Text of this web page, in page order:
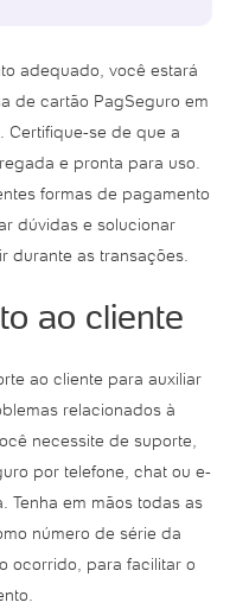
adequado, você estará
de cartão PagSeguro em
Certifique-se de que a
e pronta para uso.
formas de pagamento
dúvidas e solucionar
durante as transações.
ao cliente
ao cliente para auxiliar
relacionados à
necessite de suporte,
por telefone, chat ou e-
Tenha em mãos todas as
número de série da
ocorrido, para facilitar o